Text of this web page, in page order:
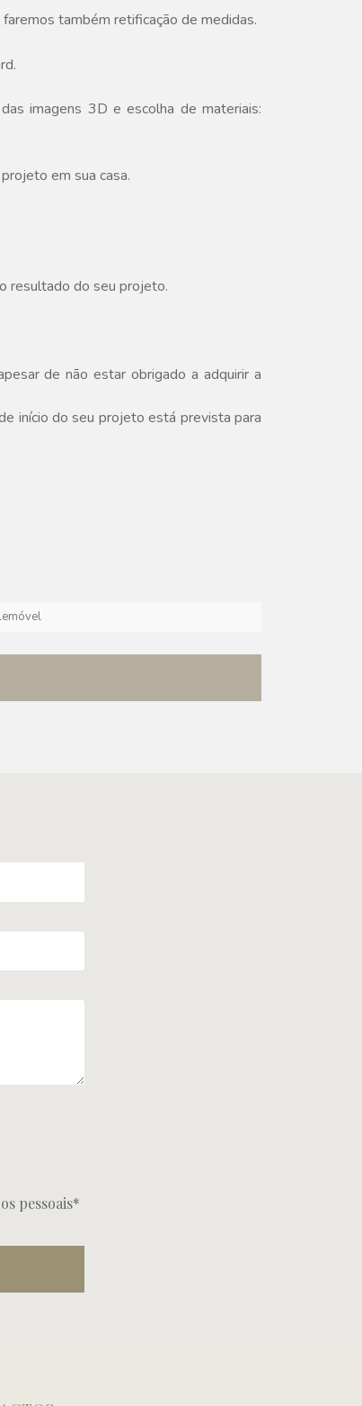
também retificação de medidas.
imagens 3D e escolha de materiais:
em sua casa.
resultado do seu projeto.
de não estar obrigado a adquirir a
início do seu projeto está prevista para
pessoais*